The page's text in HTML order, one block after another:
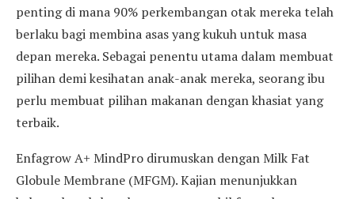
penting di mana 90% perkembangan otak mereka telah
berlaku bagi membina asas yang kukuh untuk masa
depan mereka. Sebagai penentu utama dalam membuat
pilihan demi kesihatan anak-anak mereka, seorang ibu
perlu membuat pilihan makanan dengan khasiat yang
terbaik.
Enfagrow A+ MindPro dirumuskan dengan Milk Fat
Globule Membrane (MFGM). Kajian menunjukkan